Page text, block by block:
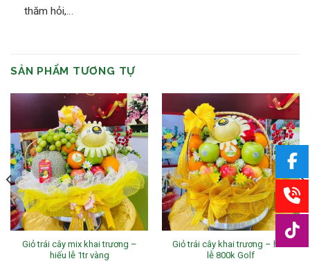
thăm hỏi,…
SẢN PHẨM TƯƠNG TỰ
Giỏ trái cây mix khai trương –
hiếu lễ 1tr vàng
Giỏ trái cây khai trương – hiếu
lễ 800k Golf